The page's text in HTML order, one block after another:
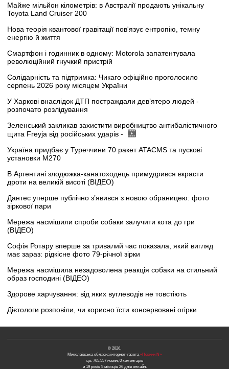
Майже мільйон кілометрів: в Австралії продають унікальну
Toyota Land Cruiser 200
Нова теорія квантової гравітації пов'язує ентропію, темну
енергію й життя
Смартфон і годинник в одному: Motorola запатентувала
революційний гнучкий пристрій
Солідарність та підтримка: Чикаго офіційно проголосило
серпень 2026 року місяцем України
У Харкові внаслідок ДТП постраждали дев’ятеро людей -
розпочато розлідування
Зеленський закликав захистити виробництво антибалістичного
щита Freyja від російських ударів -
Україна придбає у Туреччини 70 ракет ATACMS та пускові
установки M270
В Аргентині злодюжка-канатоходець примудрився вкрасти
дроти на великій висоті (ВІДЕО)
Дантес уперше публічно з’явився з новою обраницею: фото
зіркової пари
Мережа насмішили спроби собаки залучити кота до гри
(ВІДЕО)
Софія Ротару вперше за тривалий час показала, який вигляд
має зараз: рідкісне фото 79-річної зірки
Мережа насмішила незадоволена реакція собаки на стильний
образ господині (ВІДЕО)
Здорове харчування: від яких вуглеводів не товстіють
Дієтологи розповіли, чи корисно їсти консервовані огірки
© 2026.
Миколаївська обласна інтернет-газета«Новини N»
це: 705,557 новин, 0 коментарів
и 19 років 5 місяців 26 днів онлайн.